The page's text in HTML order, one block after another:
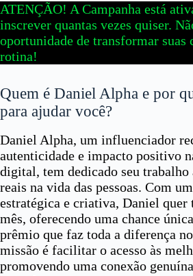
ATENÇÃO! A Campanha está
inscrever quantas vezes quiser.
oportunidade de transformar suas
rotina!
Quem é Daniel Alpha e por
para ajudar você?
Daniel Alpha, um influenciador
autenticidade e impacto positivo
digital, tem dedicado seu trabalho
reais na vida das pessoas. Com
estratégica e criativa, Daniel quer
mês, oferecendo uma chance
prêmio que faz toda a diferença
missão é facilitar o acesso às
promovendo uma conexão